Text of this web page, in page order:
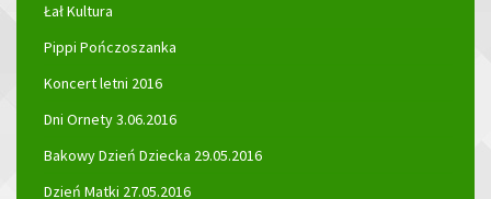
Łał Kultura
Pippi Pończoszanka
Koncert letni 2016
Dni Ornety 3.06.2016
Bakowy Dzień Dziecka 29.05.2016
Dzień Matki 27.05.2016